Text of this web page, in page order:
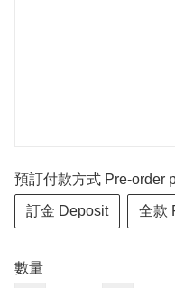
預訂付款方式 Pre-order
訂金 Deposit 全款
數量